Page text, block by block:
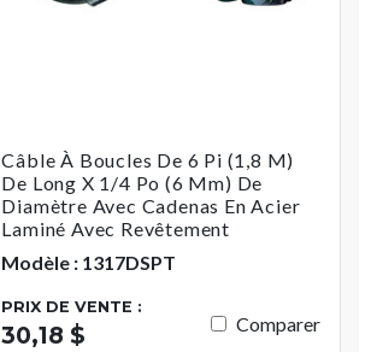
Câble À Boucles De 6 Pi (1,8 M)
De Long X 1/4 Po (6 Mm) De
Diamètre Avec Cadenas En Acier
Laminé Avec Revêtement
Modèle : 1317DSPT
PRIX DE VENTE :
30,18 $ Comparer